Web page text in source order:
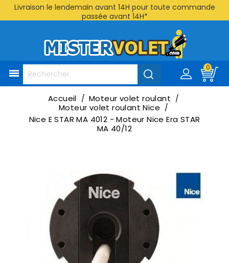
Livraison le lendemain avant 14H pour toute commande
passée avant 14H*

0
Accueil
Moteur volet roulant
Moteur volet roulant Nice
Nice E STAR MA 4012 - Moteur Nice Era STAR
MA 40/12